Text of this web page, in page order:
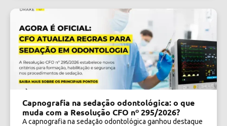
Capnografia na sedação odontológica: o que
muda com a Resolução CFO nº 295/2026?
A capnografia na sedação odontológica ganhou destaque